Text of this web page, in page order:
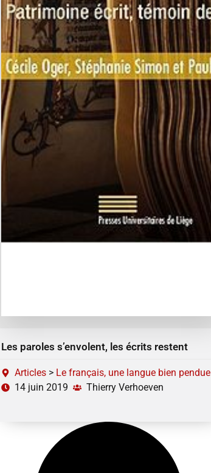
Les paroles s’envolent, les écrits restent
Articles > Le français, une langue bien pendue
14 juin 2019
Thierry Verhoeven